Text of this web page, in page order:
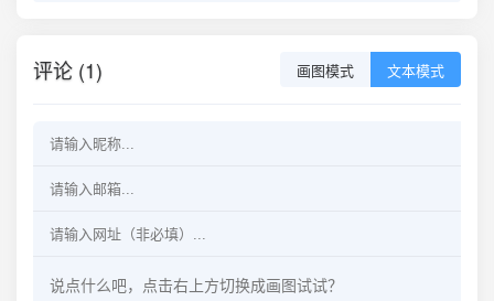
评论 (1) 画图模式 文本模式